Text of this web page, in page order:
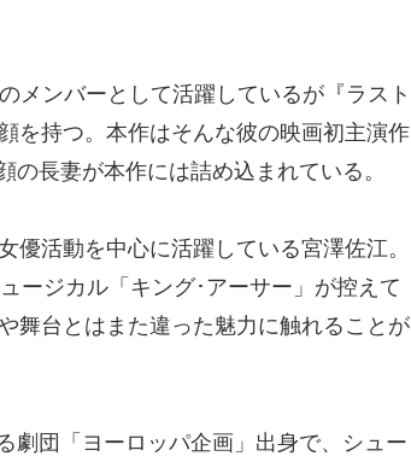
メンバーとして活躍しているが『ラスト
を持つ。本作はそんな彼の映画初主演作
長妻が本作には詰め込まれている。
活動を中心に活躍している宮澤佐江。
ージカル「キング･アーサー」が控えて
舞台とはまた違った魅力に触れることが
劇団「ヨーロッパ企画」出身で、シュー